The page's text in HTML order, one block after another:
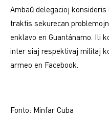
Ambaŭ delegacioj
traktis sekurecan
enklavo en Guantánamo. Ili
inter siaj respektivaj militaj
armeo en Facebook.
Fonto: Minfar Cuba